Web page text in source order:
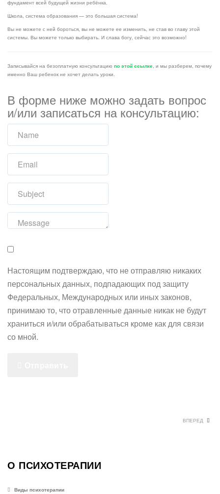
фундамент всей будущей жизни ребёнка.
Школа, система образования — это большая система!
Вы не можете с ней бороться, вы не можете ее изменить, не став во главу этой
системы. Вы можете только выбирать. И слава богу, сейчас это возможно!
Записывайся на безоплатную консультацию по этой ссылке, и мы разберем, почему
именно Ваш ребенок не хочет делать уроки.
В форме ниже можно задать вопрос
и/или записаться на консультацию:
Настоящим подтверждаю, что не отправляю никаких
персональных данных, подпадающих под защиту
Федеральных, Международных или иных законов,
принимаю то, что отравленные данные никак не будут
храниться и/или обрабатываться кроме как для связи
со мной.
ВПЕРЕД
О ПСИХОТЕРАПИИ
Виды психотерапии